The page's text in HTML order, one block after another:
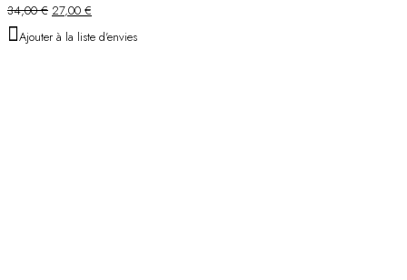
34,00€ Le
initial
27,00 €
actuel
Ajouter à la liste d'envies